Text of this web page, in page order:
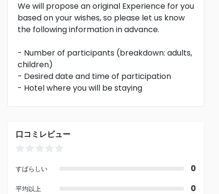
We will propose an original Experience for you
based on your wishes, so please let us know
the following information in advance.
- Number of participants (breakdown: adults,
children)
- Desired date and time of participation
- Hotel where you will be staying
口コミレビュー
すばらしい 0
平均以上 0